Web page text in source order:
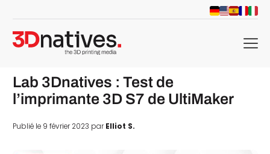
menu
Lab 3Dnatives : Test de
l’imprimante 3D S7 de UltiMaker
Publié le 9 février 2023 parElliot S.